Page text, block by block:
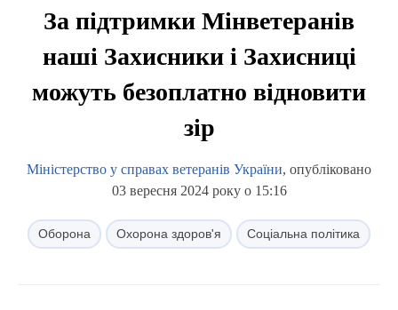
За підтримки Мінветеранів
наші Захисники і Захисниці
можуть безоплатно відновити
зір
Міністерство у справах ветеранів України, опубліковано
03 вересня 2024 року о 15:16
Оборона Охорона здоров'я Соціальна політика